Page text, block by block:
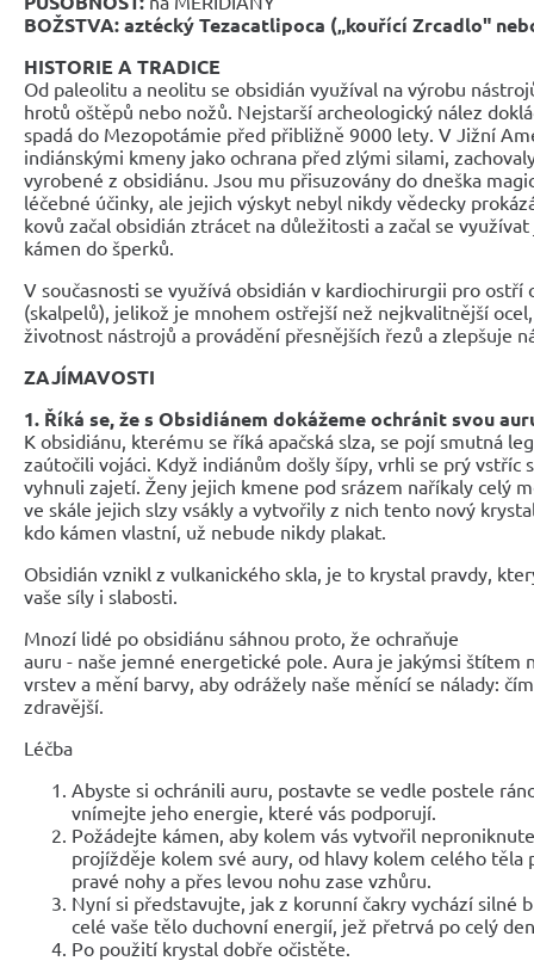
BOŽSTVA: aztécký Tezacatlipoca („kouřící Zrcadlo"
HISTORIE A TRADICE
Od paleolitu a neolitu se obsidián využíval na výrobu
hrotů oštěpů nebo nožů. Nejstarší archeologický nález
spadá do Mezopotámie před přibližně 9000 lety. V Jižní
indiánskými kmeny jako ochrana před zlými silami,
vyrobené z obsidiánu. Jsou mu přisuzovány do dneška
léčebné účinky, ale jejich výskyt nebyl nikdy vědecky
kovů začal obsidián ztrácet na důležitosti a začal se
kámen do šperků.
V současnosti se využívá obsidián v kardiochirurgii pro ostří
(skalpelů), jelikož je mnohem ostřejší než nejkvalitnější
životnost nástrojů a provádění přesnějších řezů a zlepšuje
ZAJÍMAVOSTI
1. Říká se, že s Obsidiánem dokážeme ochránit svou
K obsidiánu, kterému se říká apačská slza, se pojí smutná
zaútočili vojáci. Když indiánům došly šípy, vrhli se prý vstříc
vyhnuli zajetí. Ženy jejich kmene pod srázem naříkaly celý
ve skále jejich slzy vsákly a vytvořily z nich tento nový
kdo kámen vlastní, už nebude nikdy plakat.
Obsidián vznikl z vulkanického skla, je to krystal pravdy,
vaše síly i slabosti.
Mnozí lidé po obsidiánu sáhnou proto, že ochraňuje
auru - naše jemné energetické pole. Aura je jakýmsi štítem
vrstev a mění barvy, aby odrážely naše měnící se nálady:
zdravější.
Léčba
Abyste si ochránili auru, postavte se vedle postele
vnímejte jeho energie, které vás podporují.
Požádejte kámen, aby kolem vás vytvořil
projížděje kolem své aury, od hlavy kolem celého těla
pravé nohy a přes levou nohu zase vzhůru.
Nyní si představujte, jak z korunní čakry vychází silné
celé vaše tělo duchovní energií, jež přetrvá po celý
Po použití krystal dobře očistěte.